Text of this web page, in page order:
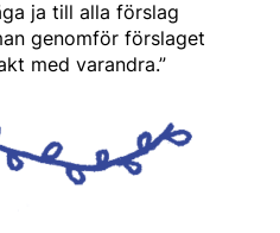
ja till alla förslag
genomför förslaget
med varandra.”